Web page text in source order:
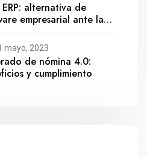
alternativa de
empresarial ante la
mayo, 2023
de nómina 4.0:
y cumplimiento